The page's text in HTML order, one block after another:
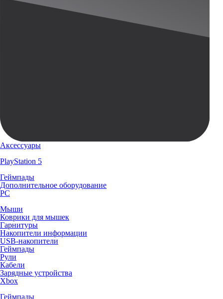
Аксессуары
PlayStation 5
Геймпады
Дополнительное оборудование
PC
Мыши
Коврики для мышек
Гарнитуры
Накопители информации
USB-накопители
Геймпады
Рули
Кабели
Зарядные устройства
Xbox
Геймпады